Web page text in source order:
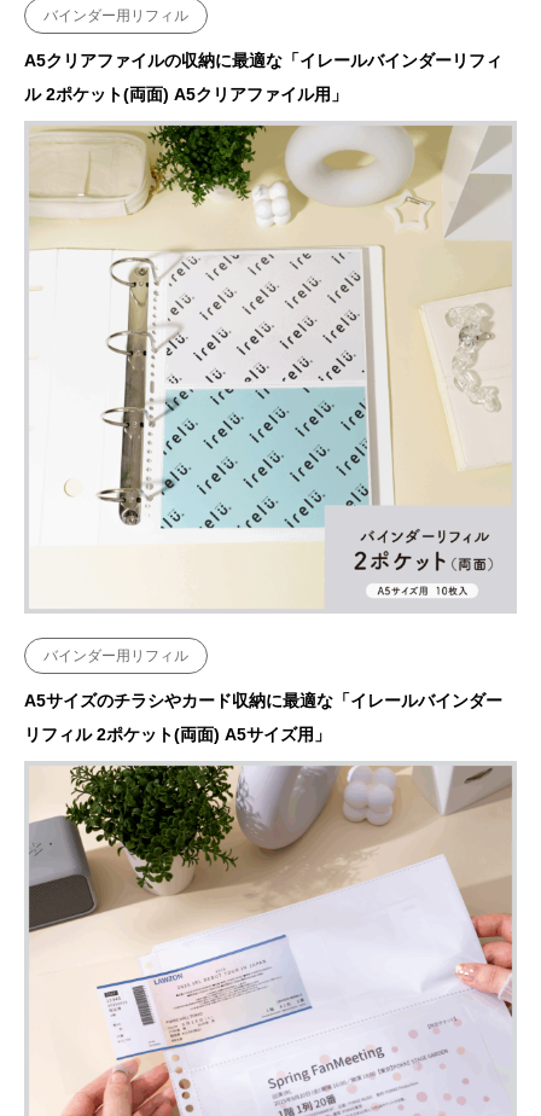
バインダー用リフィル
A5クリアファイルの収納に最適な「イレールバインダーリフィ
ル 2ポケット(両面) A5クリアファイル用」
バインダー用リフィル
A5サイズのチラシやカード収納に最適な「イレールバインダー
リフィル 2ポケット(両面) A5サイズ用」